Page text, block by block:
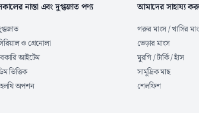
নাস্তা এবং দুগ্ধজাত পণ্য
ও গ্রেনোলা
আইটেম
ভিত্তিক
অপশন
আমাদের সাহায্য
গরুর মাংস / খাসির
ভেড়ার মাংস
মুরগি / টার্কি / হাঁস
সামুদ্রিক মাছ
শেলফিশ